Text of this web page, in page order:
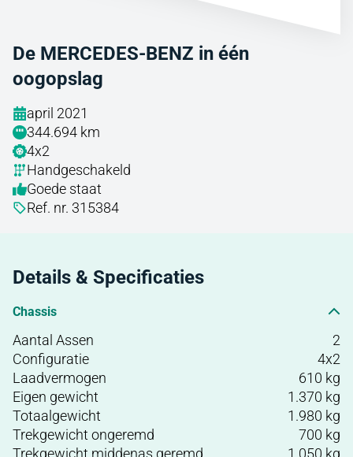
De MERCEDES-BENZ in één
oogopslag
april 2021
344.694 km
4x2
Handgeschakeld
Goede staat
Ref. nr. 315384
Details & Specificaties
Chassis
Aantal Assen
2
Configuratie
4x2
Laadvermogen
610 kg
Eigen gewicht
1.370 kg
Totaalgewicht
1.980 kg
Trekgewicht ongeremd
700 kg
Trekgewicht middenas geremd
1.050 kg